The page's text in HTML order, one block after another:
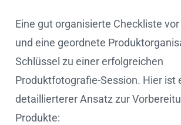
Eine gut organisierte Checkliste
und eine geordnete
Schlüssel zu einer erfolgreichen
Produktfotografie-Session. Hier ist
detaillierterer Ansatz zur
Produkte: